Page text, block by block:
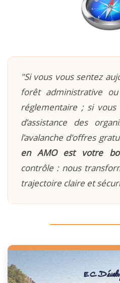
"Si vous vous sentez
forêt administrative
réglementaire ; si
d’assistance des
l’avalanche d'offres
en AMO est votre
contrôle : nous
trajectoire claire et